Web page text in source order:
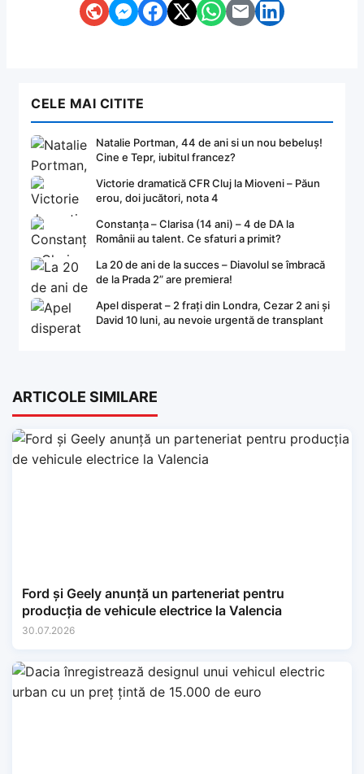
CELE MAI CITITE
Natalie Portman, 44 de ani si un nou bebeluș!
Cine e Tepr, iubitul francez?
Victorie dramatică CFR Cluj la Mioveni – Păun
erou, doi jucători, nota 4
Constanța – Clarisa (14 ani) – 4 de DA la
Românii au talent. Ce sfaturi a primit?
La 20 de ani de la succes – Diavolul se îmbracă
de la Prada 2” are premiera!
Apel disperat – 2 frați din Londra, Cezar 2 ani și
David 10 luni, au nevoie urgentă de transplant
ARTICOLE SIMILARE
Ford și Geely anunță un parteneriat pentru
producția de vehicule electrice la Valencia
30.07.2026